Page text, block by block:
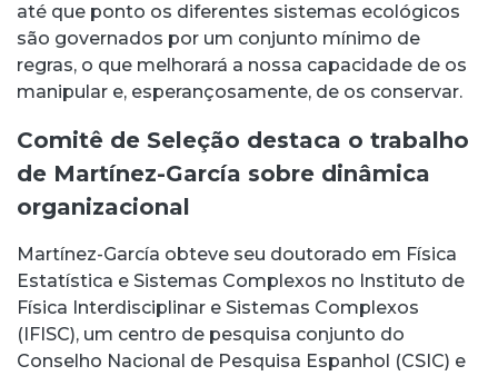
até que ponto os diferentes sistemas ecológicos
são governados por um conjunto mínimo de
regras, o que melhorará a nossa capacidade de os
manipular e, esperançosamente, de os conservar.
Comitê de Seleção destaca o trabalho
de Martínez-García sobre dinâmica
organizacional
Martínez-García obteve seu doutorado em Física
Estatística e Sistemas Complexos no Instituto de
Física Interdisciplinar e Sistemas Complexos
(IFISC), um centro de pesquisa conjunto do
Conselho Nacional de Pesquisa Espanhol (CSIC) e